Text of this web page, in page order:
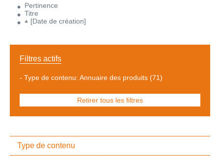
Pertinence
Titre
[Date de création]
Filtres actifs
- Type de contenu: Annuaire des produits (71)
Retirer tous les filtres
Type de contenu